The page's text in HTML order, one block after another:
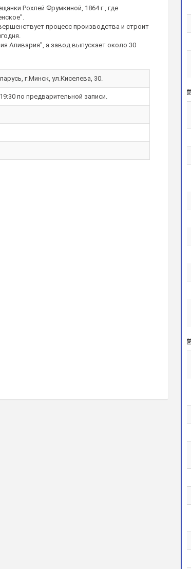
Рохлей Фрумкиной, 1864 г., где
процесс производства и строит
Аливария", а завод выпускает около 30
г.Минск, ул.Киселева, 30.
по предварительной записи.